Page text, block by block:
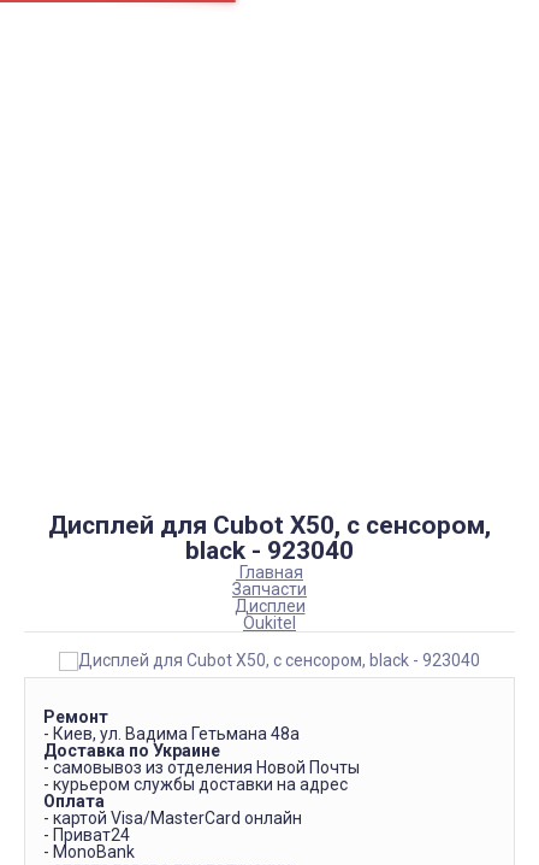
Дисплей для Cubot X50, с сенсором,
black - 923040
Главная
Запчасти
Дисплеи
Oukitel
Ремонт
- Киев, ул. Вадима Гетьмана 48а
Доставка по Украине
- самовывоз из отделения Новой Почты
- курьером службы доставки на адрес
Оплата
- картой Visa/MasterCard онлайн
- Приват24
- MonoBank